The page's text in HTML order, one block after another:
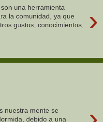
›
una herramienta
la comunidad, ya que
gustos, conocimientos,
nuestra mente se
debido a una